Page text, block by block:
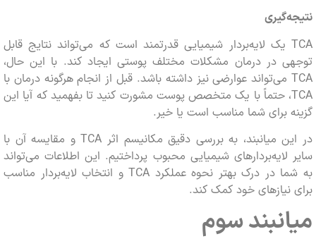
TCA یک لایه‌بردار شیمیایی قدرتمند است که می‌تواند نتایج قابل
در درمان مشکلات مختلف پوستی ایجاد کند. با این حال،
TCA می‌تواند عوارضی نیز داشته باشد. قبل از انجام هرگونه درمان با
TCA، حتماً با یک متخصص پوست مشورت کنید تا بفهمید که آیا این
برای شما مناسب است یا خیر.
در این میانبند، به بررسی دقیق مکانیسم اثر TCA و مقایسه آن با
شیمیایی محبوب پرداختیم. این اطلاعات می‌تواند
به شما در درک بهتر نحوه عملکرد TCA و انتخاب لایه‌بردار مناسب
نیازهای خود کمک کند.
سوم